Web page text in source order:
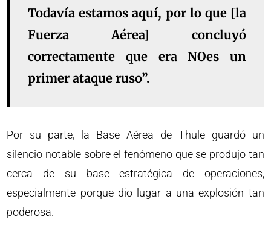
Todavía estamos aquí, por lo que [la
Fuerza Aérea] concluyó
correctamente que era NOes un
primer ataque ruso”.
Por su parte, la Base Aérea de Thule guardó un
silencio notable sobre el fenómeno que se produjo tan
cerca de su base estratégica de operaciones,
especialmente porque dio lugar a una explosión tan
poderosa.